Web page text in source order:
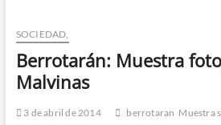
SOCIEDAD,
Berrotarán: Muestra
Malvinas
3 de abril de 2014 berrotaran Muestra